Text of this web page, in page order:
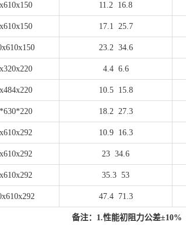
11.2 16.8
17.1 25.7
23.2 34.6
4.4 6.6
10.5 15.8
18.2 27.3
10.9 16.3
23 34.6
35.3 53
47.4 71.3
备注：1.性能初阻力公差±10%